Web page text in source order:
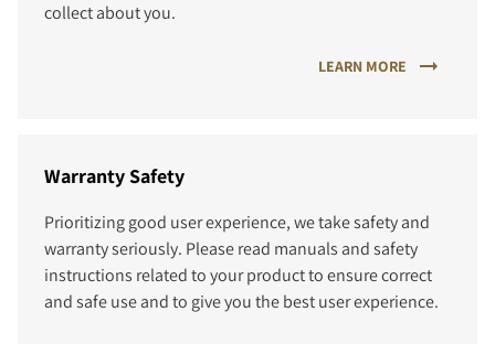
collect about you.
LEARN MORE
Warranty Safety
Prioritizing good user experience, we take safety and
warranty seriously. Please read manuals and safety
instructions related to your product to ensure correct
and safe use and to give you the best user experience.